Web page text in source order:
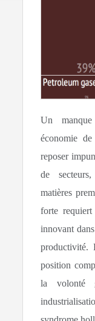
Un
économie
reposer
de
matières
forte
innovant
productivité.
position
la volonté